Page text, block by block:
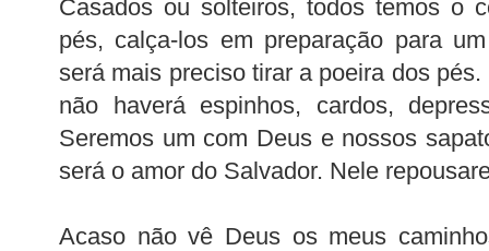
Casados ou solteiros, todos temos o
pés, calça-los em preparação para
será mais preciso tirar a poeira dos
não haverá espinhos, cardos,
Seremos um com Deus e nossos
será o amor do Salvador. Nele
Acaso não vê Deus os meus